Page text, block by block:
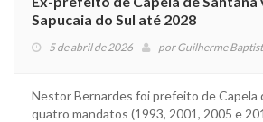
Sapucaia do Sul até 2028
5 de abril de 2026 porGuilherme
Nestor Bernardes foi prefeito de Capela
quatro mandatos (1993, 2001, 2005 e